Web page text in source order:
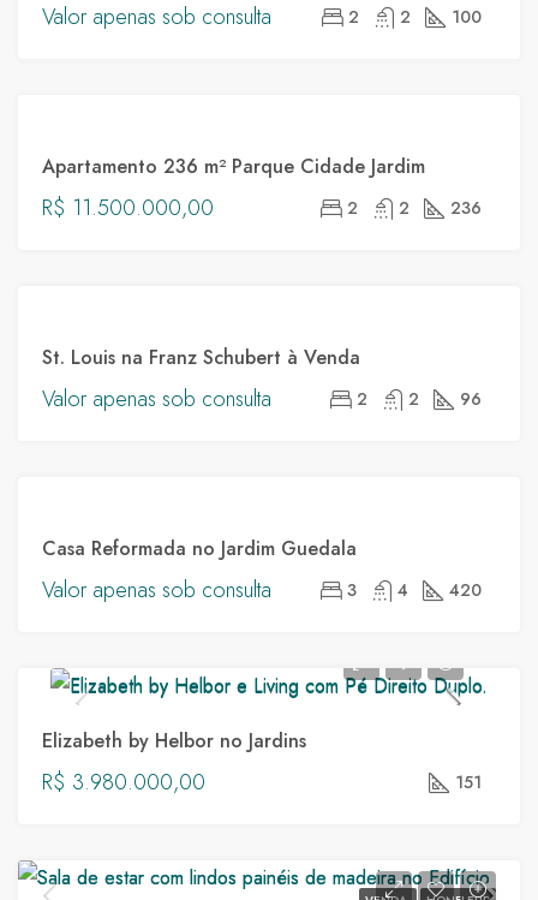
LOUIS
Valor apenas sob consulta 2 2 100
PARQUE
CIDADE
Apartamento 236 m² Parque Cidade Jardim
R$ 11.500.000,00 2 2 236
ST.
LOUIS
St. Louis na Franz Schubert à Venda
Valor apenas sob consulta 2 2 96
Casa Reformada no Jardim Guedala
Valor apenas sob consulta 3 4 420
Elizabeth by Helbor no Jardins
R$ 3.980.000,00 151